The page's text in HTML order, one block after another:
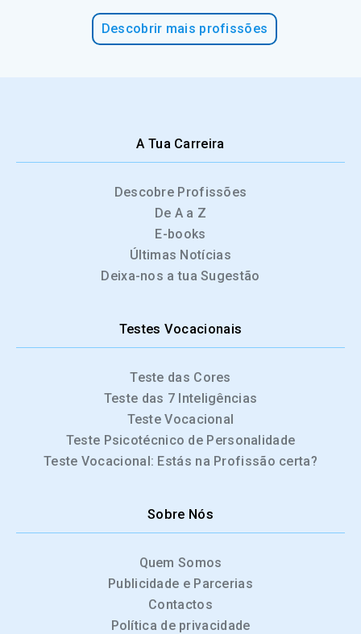
Descobrir mais profissões
A Tua Carreira
Descobre Profissões
De A a Z
E-books
Últimas Notícias
Deixa-nos a tua Sugestão
Testes Vocacionais
Teste das Cores
Teste das 7 Inteligências
Teste Vocacional
Teste Psicotécnico de Personalidade
Teste Vocacional: Estás na Profissão certa?
Sobre Nós
Quem Somos
Publicidade e Parcerias
Contactos
Política de privacidade